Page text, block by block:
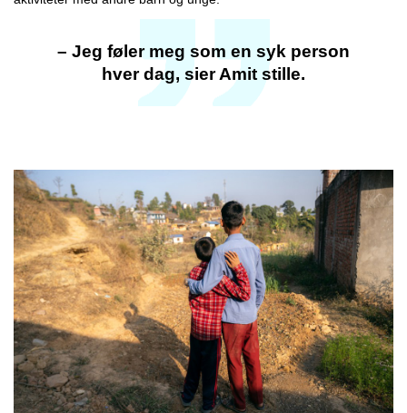
– Jeg føler meg som en syk person
hver dag, sier Amit stille.